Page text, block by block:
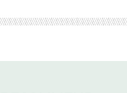
8 飲食、贈答、ゴルフなどの
9 電車賃や出張旅費、宿泊代
11 事務用品、OA 機器など
7 年末の在庫商品を振り替え
8 本年の売上に対応していな
10 備品や機械などの減価償
5 会計ソフトで仕訳帳、元帳
5 売上や経費の金額がいつ
ってみよう
てみよう
3 STEP1 儲け（所得金額）
えておこう
おこう
3 青色申告決算書を作成し
4 青色申告決算書を作成し
5 青色申告決算書を作成し
どのような衣料品代が経費に
どのような飲食代が経費に落
自宅で仕事をしています。
か
仕事に使っている自家用車
とせますか
アルバイトを雇いました。
デザイナー、税理士に報酬
ありますか
得意先に源泉税を差し引い
ることはありますか
年の途中でフリーになりま
てください
仕事を手伝っている家族に
はありますか
年間売上が1千万円を超えそ
か
消費税を簡易課税で申告す
が本当ですか
売上より設備投資や経費が
と聞きましたが本当ですか
減価償却の方法を定率法に
当ですか
中古の資産を購入すると減
が本当ですか
お金を貯めながら節税でき
すか